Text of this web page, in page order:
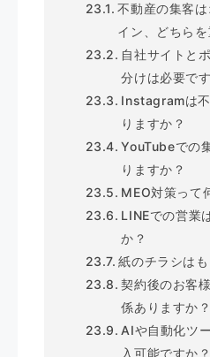
不動産の集客
イン、どちら
自社サイトと
分けは必要で
Instagramは
りますか？
YouTubeでの
りますか？
MEO対策って
LINEでの営業
か？
紙のチラシは
契約後のお客
係ありますか？
AIや自動化ツ
入可能ですか？